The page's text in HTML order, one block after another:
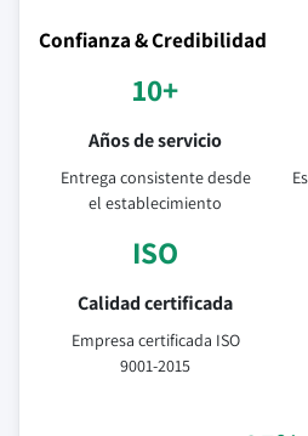
Confianza & Credibilidad
10+
Años de servicio
Entrega consistente desde
el establecimiento
ISO
Calidad certificada
Empresa certificada ISO
9001-2015